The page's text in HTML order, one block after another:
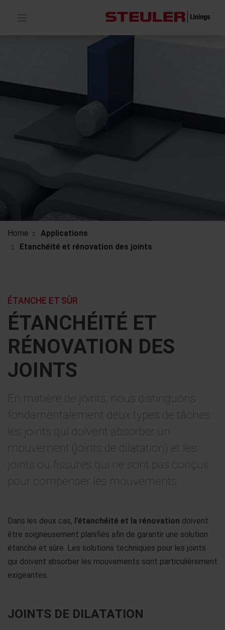
Home
Applications
Etanchéité et rénovation des joints
ÉTANCHÉITÉ ET
RÉNOVATION DES
JOINTS
ÉTANCHE ET SÛR
En matière de joints, nous distinguons
fondamentalement deux types de tâches :
les joints qui doivent absorber un
mouvement (joints de dilatation) et les
joints ou fissures qui ne sont pas conçus
pour compenser les mouvements.
Dans les deux cas, l’étanchéité et la rénovation doivent
être soigneusement planifiés afin de garantir une solution
étanche et sûre. Les solutions techniques pour les joints
qui doivent absorber les mouvements sont particulièrement
exigeantes.
JOINTS DE DILATATION